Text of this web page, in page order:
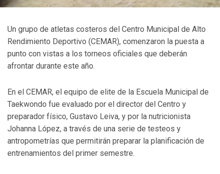
Un grupo de atletas costeros del Centro Municipal de Alto
Rendimiento Deportivo (CEMAR), comenzaron la puesta a
punto con vistas a los torneos oficiales que deberán
afrontar durante este año.
En el CEMAR, el equipo de elite de la Escuela Municipal de
Taekwondo fue evaluado por el director del Centro y
preparador físico, Gustavo Leiva, y por la nutricionista
Johanna López, a través de una serie de testeos y
antropometrías que permitirán preparar la planificación de
entrenamientos del primer semestre.